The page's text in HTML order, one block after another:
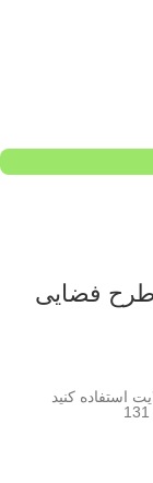
استفاده کنید